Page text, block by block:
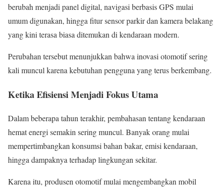
berubah menjadi panel digital, navigasi berbasis GPS mulai
umum digunakan, hingga fitur sensor parkir dan kamera belakang
yang kini terasa biasa ditemukan di kendaraan modern.
Perubahan tersebut menunjukkan bahwa inovasi otomotif sering
kali muncul karena kebutuhan pengguna yang terus berkembang.
Ketika Efisiensi Menjadi Fokus Utama
Dalam beberapa tahun terakhir, pembahasan tentang kendaraan
hemat energi semakin sering muncul. Banyak orang mulai
mempertimbangkan konsumsi bahan bakar, emisi kendaraan,
hingga dampaknya terhadap lingkungan sekitar.
Karena itu, produsen otomotif mulai mengembangkan mobil